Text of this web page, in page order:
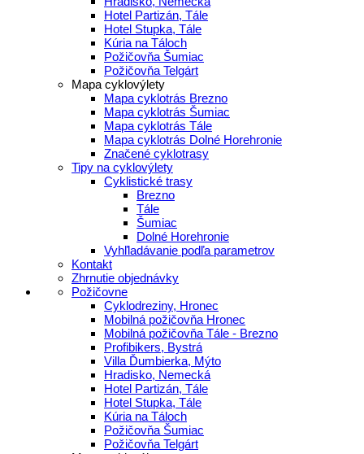
Hotel Partizán, Tále
Hotel Stupka, Tále
Kúria na Táloch
Požičovňa Šumiac
Požičovňa Telgárt
Mapa cyklovýlety
Mapa cyklotrás Brezno
Mapa cyklotrás Šumiac
Mapa cyklotrás Tále
Mapa cyklotrás Dolné Horehronie
Značené cyklotrasy
Tipy na cyklovýlety
Cyklistické trasy
Brezno
Tále
Šumiac
Dolné Horehronie
Vyhľladávanie podľa parametrov
Kontakt
Zhrnutie objednávky
Požičovne
Cyklodreziny, Hronec
Mobilná požičovňa Hronec
Mobilná požičovňa Tále - Brezno
Profibikers, Bystrá
Villa Ďumbierka, Mýto
Hradisko, Nemecká
Hotel Partizán, Tále
Hotel Stupka, Tále
Kúria na Táloch
Požičovňa Šumiac
Požičovňa Telgárt